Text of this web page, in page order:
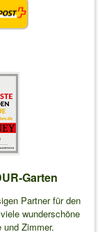
Garten
Partner für den
wunderschöne
Zimmer.